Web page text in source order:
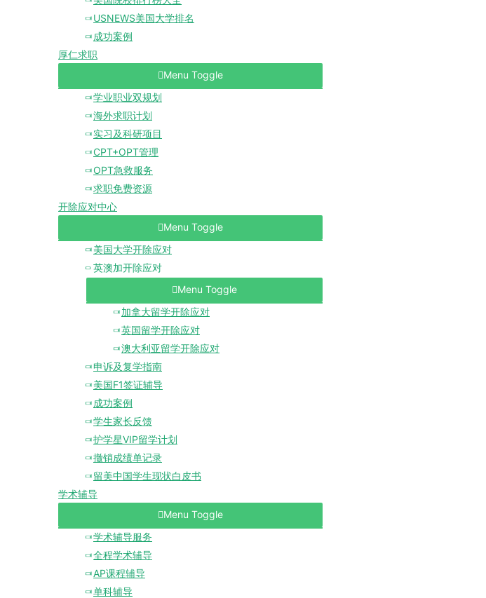
USNEWS美国大学排名
成功案例
厚仁求职
Menu Toggle
学业职业双规划
海外求职计划
实习及科研项目
CPT+OPT管理
OPT急救服务
求职免费资源
开除应对中心
Menu Toggle
美国大学开除应对
英澳加开除应对
Menu Toggle
加拿大留学开除应对
英国留学开除应对
澳大利亚留学开除应对
申诉及复学指南
美国F1签证辅导
成功案例
学生家长反馈
护学星VIP留学计划
撤销成绩单记录
留美中国学生现状白皮书
学术辅导
Menu Toggle
学术辅导服务
全程学术辅导
AP课程辅导
单科辅导